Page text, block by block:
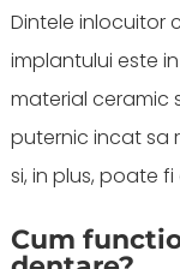
Dintele inlocuitor
implantului este
material ceramic
puternic incat sa
si, in plus, poate
Cum